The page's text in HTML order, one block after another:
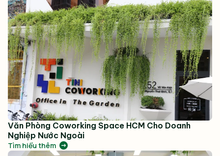
Văn Phòng Coworking Space HCM Cho Doanh
Nghiệp Nước Ngoài
Tìm hiểu thêm